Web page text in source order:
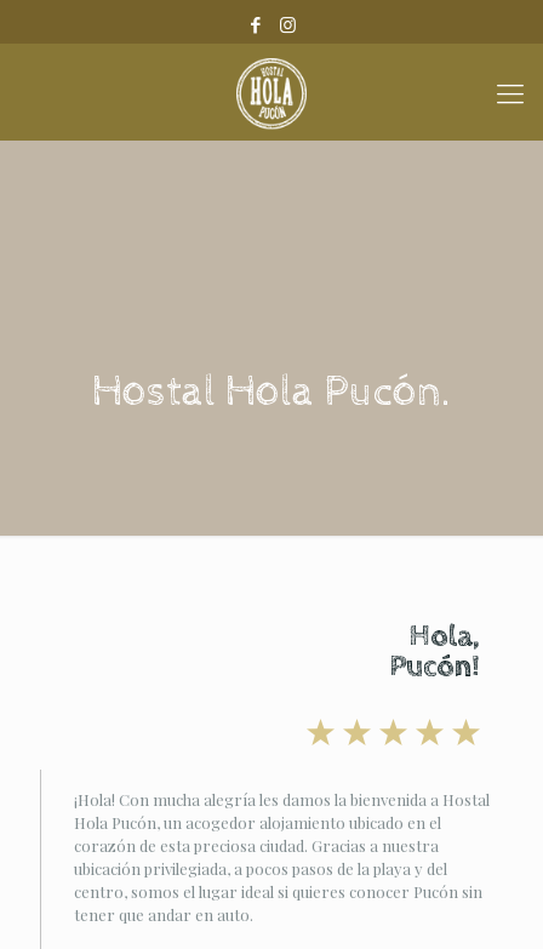
Hostal Hola Pucón.
Hola,
Pucón!
¡Hola! Con mucha alegría les damos la bienvenida a Hostal
Hola Pucón, un acogedor alojamiento ubicado en el
corazón de esta preciosa ciudad. Gracias a nuestra
ubicación privilegiada, a pocos pasos de la playa y del
centro, somos el lugar ideal si quieres conocer Pucón sin
tener que andar en auto.